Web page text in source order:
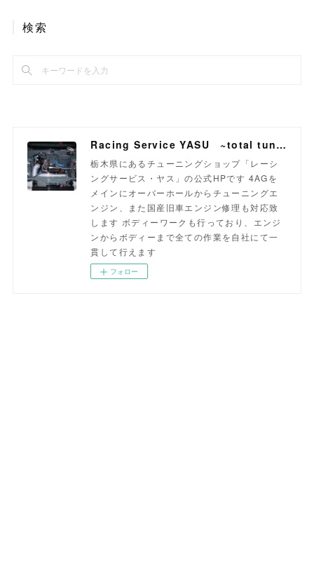
検索
Racing Service YASU ~total tuning proshop~
栃木県にあるチューニングショップ「レーシ
ングサービス・ヤス」の公式HPです 4AGを
メインにオーバーホールからチューニングエ
ンジン、また国産旧車エンジン修理も対応致
します ボディーワークも行っており、エンジ
ンからボディーまで全ての作業を自社にて一
貫して行えます
フォロー